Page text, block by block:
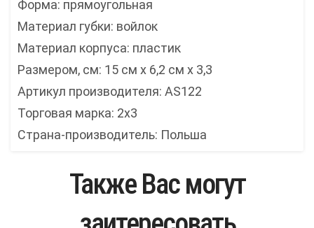
Форма: прямоугольная
Материал губки: войлок
Материал корпуса: пластик
Размером, см: 15 см x 6,2 см x 3,3
Артикул производителя: AS122
Торговая марка: 2x3
Страна-производитель: Польша
Также Вас могут